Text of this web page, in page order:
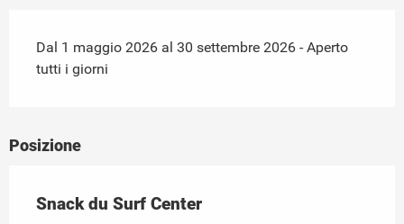
Dal 1 maggio 2026 al 30 settembre 2026 - Aperto
tutti i giorni
Posizione
Snack du Surf Center